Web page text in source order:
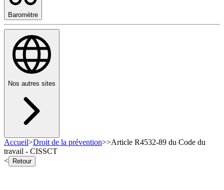
Baromètre
Nos autres sites
Accueil>Droit de la prévention>>Article R4532-89 du Code du
travail - CISSCT
<
Retour